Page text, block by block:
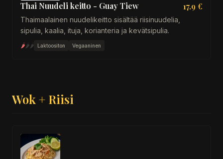
Thai Nuudeli keitto - Guay Tiew 17.9 €
Thaimaalainen nuudelikeitto sisältää riisinuudelia,
sipulia, kaalia, ituja, korianteria ja kevätsipulia.
🌶🌶🌶 Laktoositon Vegaaninen
Wok + Riisi